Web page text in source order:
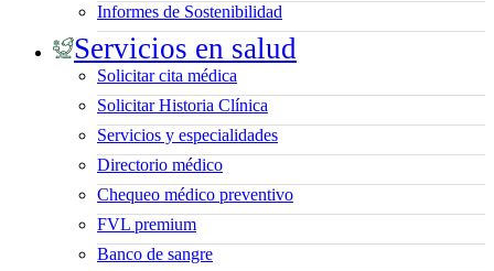
Informes de Sostenibilidad
Servicios en salud
Solicitar cita médica
Solicitar Historia Clínica
Servicios y especialidades
Directorio médico
Chequeo médico preventivo
FVL premium
Banco de sangre